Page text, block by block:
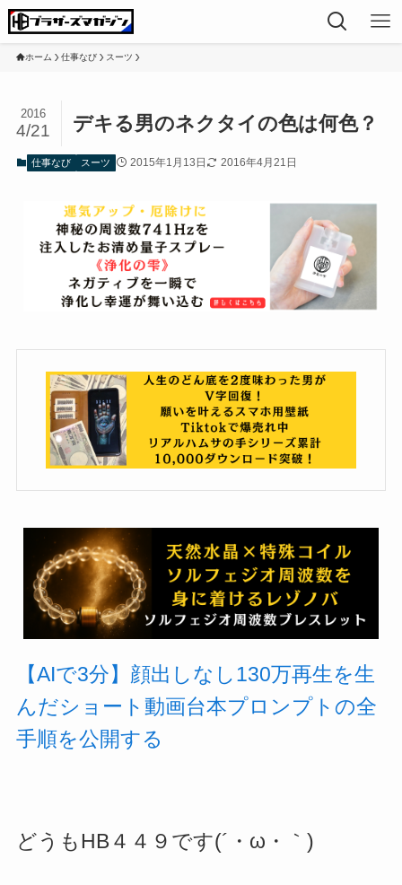
ホーム 仕事なび スーツ
デキる男のネクタイの色は何色？
2016
4/21
仕事なび スーツ 2015年1月13日 2016年4月21日
【AIで3分】顔出しなし130万再生を生
んだショート動画台本プロンプトの全
手順を公開する
どうもHB４４９です(´・ω・｀)